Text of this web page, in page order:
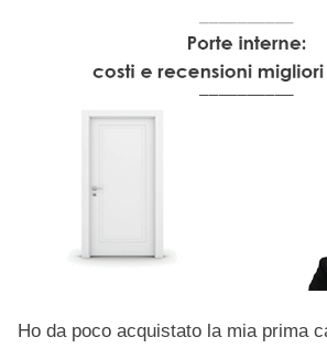
Ho da poco acquistato la mia prima